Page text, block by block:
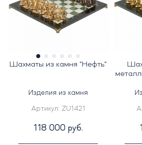
Шахматы из камня "Нефть"
Изделия из камня
Артикул: ZU1421
118 000 руб.